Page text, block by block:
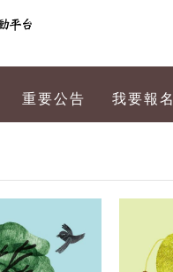
重要公告 我要報名